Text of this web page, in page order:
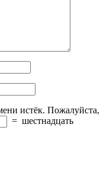
истёк. Пожалуйста,
= шестнадцать